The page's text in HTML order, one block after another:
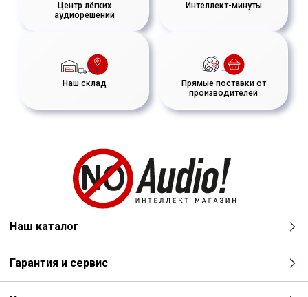
Центр лёгких
аудиорешений
Интеллект-минуты
Наш склад
Прямые поставки от
производителей
Наш каталог
Гарантия и сервис